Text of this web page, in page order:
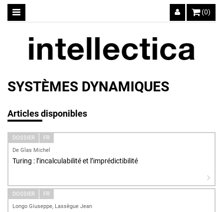
(0)
SYSTÈMES DYNAMIQUES
Articles disponibles
DOSSIER
FR
De Glas Michel
Turing : l’incalculabilité et l’imprédictibilité
DOSSIER
FR
Longo Giuseppe, Lassègue Jean